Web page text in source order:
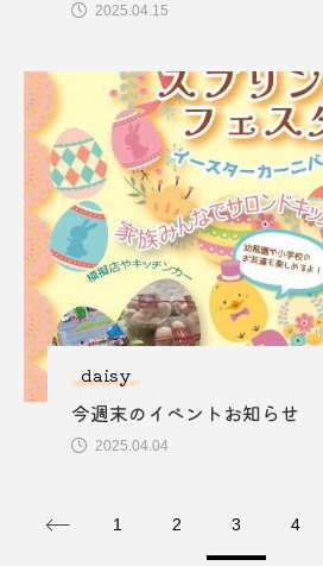
2025.04.15
daisy
今週末のイベントお知らせ
2025.04.04
1 2 3 4